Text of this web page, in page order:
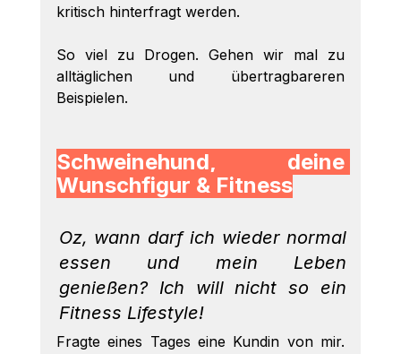
kritisch hinterfragt werden.
So viel zu Drogen. Gehen wir mal zu
alltäglichen und übertragbareren
Beispielen.
Schweinehund, deine
Wunschfigur & Fitness
Oz, wann darf ich wieder normal
essen und mein Leben
genießen? Ich will nicht so ein
Fitness Lifestyle!
Fragte eines Tages eine Kundin von mir.